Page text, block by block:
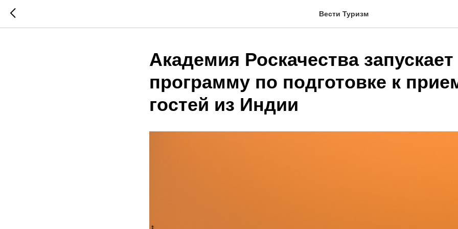
Вести Туризм
Академия Роскачества запускает
программу по подготовке к
гостей из Индии